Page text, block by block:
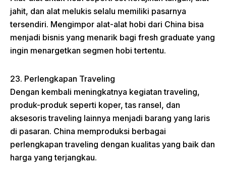
jahit, dan alat melukis selalu memiliki pasarnya
tersendiri. Mengimpor alat-alat hobi dari China bisa
menjadi bisnis yang menarik bagi fresh graduate yang
ingin menargetkan segmen hobi tertentu.
23. Perlengkapan Traveling
Dengan kembali meningkatnya kegiatan traveling,
produk-produk seperti koper, tas ransel, dan
aksesoris traveling lainnya menjadi barang yang laris
di pasaran. China memproduksi berbagai
perlengkapan traveling dengan kualitas yang baik dan
harga yang terjangkau.